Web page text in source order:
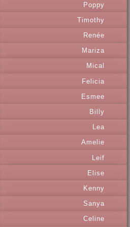
Poppy
Timothy
Renée
Mariza
Mical
Felicia
Esmee
Billy
Lea
Amelie
Leif
Elise
Kenny
Sanya
Celine